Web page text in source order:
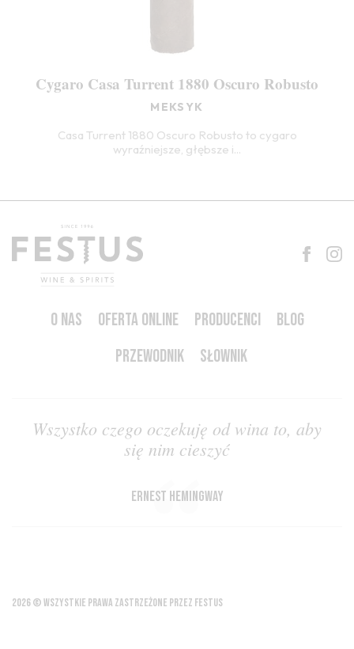
Cygaro Casa Turrent 1880 Oscuro Robusto
MEKSYK
Casa Turrent 1880 Oscuro Robusto to cygaro
wyraźniejsze, głębsze i...
O NAS OFERTA ONLINE PRODUCENCI
BLOG
PRZEWODNIK
SŁOWNIK
Wszystko czego oczekuję od wina to, aby
się nim cieszyć
Ernest Hemingway
2026 © WSZYSTKIE PRAWA ZASTRZEŻONE PRZEZ FESTUS